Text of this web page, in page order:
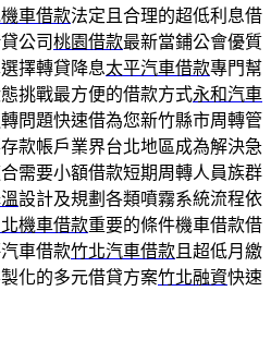
車借款法定且合理的超低利息借
公司桃園借款最新當鋪公會優質
擇轉貸降息太平汽車借款專門幫
挑戰最方便的借款方式永和汽車
問題快速借為您新竹縣市周轉管
款帳戶業界台北地區成為解決急
需要小額借款短期周轉人員族群
設計及規劃各類噴霧系統流程依
機車借款重要的條件機車借款借
車借款竹北汽車借款 且超低月繳
化的多元借貸方案竹北融資快速